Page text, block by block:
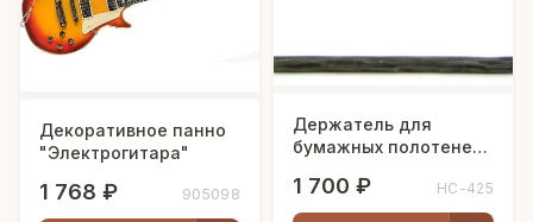
Декоративное панно
"Электрогитара"
1 768 ₽ 905098
Держатель для
бумажных полотенец
1 700 ₽ HC-425